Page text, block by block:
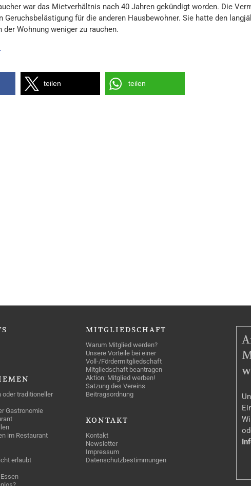
war das Mietverhältnis nach 40 Jahren gekündigt worden. Die
Geruchsbelästigung für die anderen Hausbewohner. Sie hatte den
der Wohnung weniger zu rauchen.
teilen teilen
oder traditioneller
Gastronomie
im Restaurant
erlaubt
MITGLIEDSCHAFT
Warum Mitglied werden?
Unsere Vorteile bei einer
Voll-/Fördermitgliedschaft
Mitgliedschaft beantragen
Aktion: Mitglied werben!
Satzung des Vereins
Beitragsordnung
KONTAKT
Kontakt
Newsletter
Impressum
Datenschutzbestimmungen